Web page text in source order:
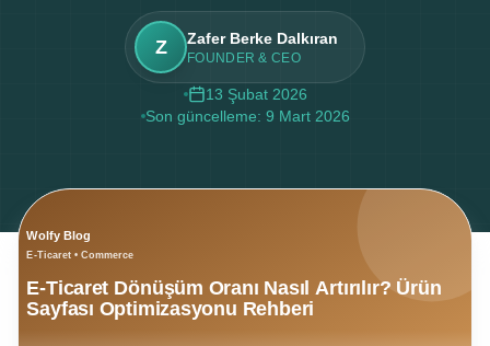
Z Zafer Berke Dalkıran
FOUNDER & CEO
13 Şubat 2026
Son güncelleme: 9 Mart 2026